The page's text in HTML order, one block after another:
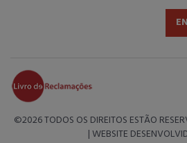
©2026 TODOS OS DIREITOS ESTÃO
| WEBSITE